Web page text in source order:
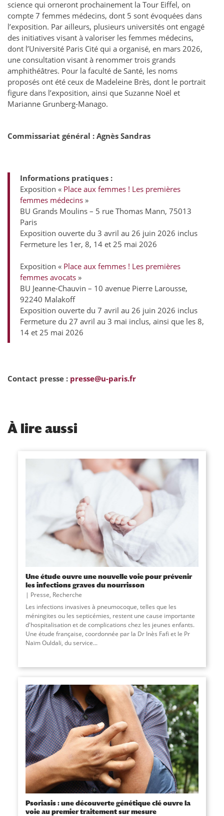
science qui orneront prochainement la Tour Eiffel, on
compte 7 femmes médecins, dont 5 sont évoquées dans
l’exposition. Par ailleurs, plusieurs universités ont engagé
des initiatives visant à valoriser les femmes médecins,
dont l’Université Paris Cité qui a organisé, en mars 2026,
une consultation visant à renommer trois grands
amphithéâtres. Pour la faculté de Santé, les noms
proposés ont été ceux de Madeleine Brès, dont le portrait
figure dans l’exposition, ainsi que Suzanne Noël et
Marianne Grunberg-Manago.
Commissariat général : Agnès Sandras
Informations pratiques :
Exposition « Place aux femmes ! Les premières
femmes médecins »
BU Grands Moulins – 5 rue Thomas Mann, 75013
Paris
Exposition ouverte du 3 avril au 26 juin 2026 inclus
Fermeture les 1er, 8, 14 et 25 mai 2026
Exposition « Place aux femmes ! Les premières
femmes avocats »
BU Jeanne-Chauvin – 10 avenue Pierre Larousse,
92240 Malakoff
Exposition ouverte du 7 avril au 26 juin 2026 inclus
Fermeture du 27 avril au 3 mai inclus, ainsi que les 8,
14 et 25 mai 2026
Contact presse : presse@u-paris.fr
À lire aussi
Une étude ouvre une nouvelle voie pour prévenir
les infections graves du nourrisson
Presse, Recherche
Les infections invasives à pneumocoque, telles que les
méningites ou les septicémies, restent une cause importante
d'hospitalisation et de complications chez les jeunes enfants.
Une étude française, coordonnée par la Dr Inès Fafi et le Pr
Naïm Ouldali, du service...
Psoriasis : une découverte génétique clé ouvre la
voie au premier traitement sur mesure